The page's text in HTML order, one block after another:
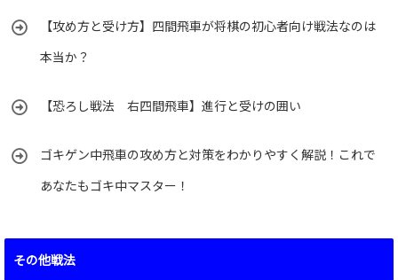
【攻め方と受け方】四間飛車が将棋の初心者向け戦法なのは
本当か？
【恐ろし戦法 右四間飛車】進行と受けの囲い
ゴキゲン中飛車の攻め方と対策をわかりやすく解説！これで
あなたもゴキ中マスター！
その他戦法